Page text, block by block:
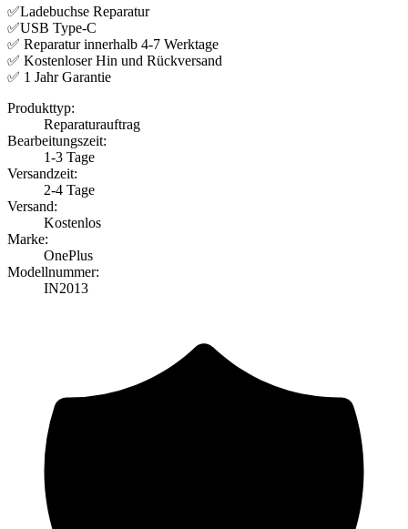
✅Ladebuchse Reparatur
✅USB Type-C
✅ Reparatur innerhalb 4-7 Werktage
✅ Kostenloser Hin und Rückversand
✅ 1 Jahr Garantie
Produkttyp:
Reparaturauftrag
Bearbeitungszeit:
1-3 Tage
Versandzeit:
2-4 Tage
Versand:
Kostenlos
Marke:
OnePlus
Modellnummer:
IN2013